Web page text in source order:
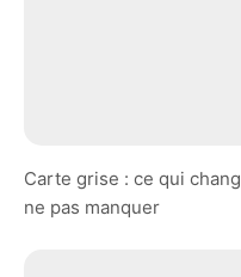
Carte grise : ce qui
ne pas manquer